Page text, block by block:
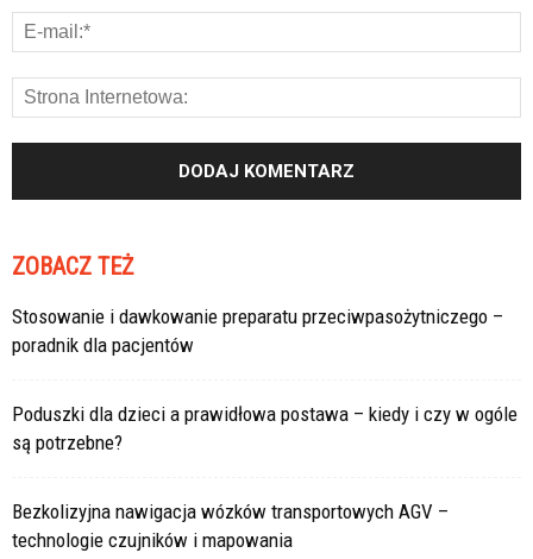
ZOBACZ TEŻ
Stosowanie i dawkowanie preparatu przeciwpasożytniczego –
poradnik dla pacjentów
Poduszki dla dzieci a prawidłowa postawa – kiedy i czy w ogóle
są potrzebne?
Bezkolizyjna nawigacja wózków transportowych AGV –
technologie czujników i mapowania